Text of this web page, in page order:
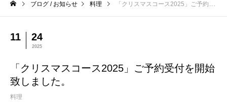
ブログ / お知らせ 料理 「クリスマスコース2025」ご予約受付を開始致しました。
11 24
2025
「クリスマスコース2025」ご予約受付を開始
致しました。
料理